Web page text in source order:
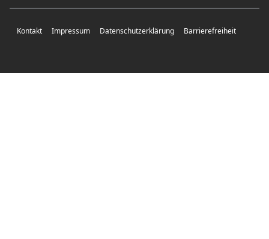
Kontakt Impressum Datenschutzerklärung Barrierefreiheit